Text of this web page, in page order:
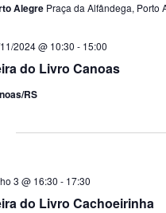
Alegre Praça da Alfândega, Porto
do Livro Canoas
2024 @ 10:30 - 15:00
RS
do Livro Cachoeirinha
3 @ 16:30 - 17:30